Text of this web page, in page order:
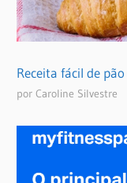
Receita fácil de
por Caroline Silvestre